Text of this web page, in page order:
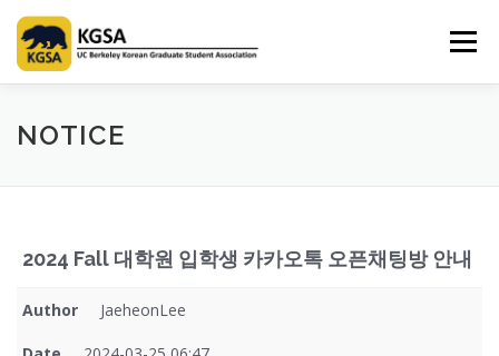
content
Menu
HOME ABOUT US
NOTICE
2024 Fall 대학원 입학생 카카오톡 오픈채팅방 안내
Author JaeheonLee